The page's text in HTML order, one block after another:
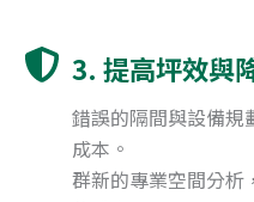
3. 提高坪效與
錯誤的隔間與設備規
成本。
群新的專業空間分析